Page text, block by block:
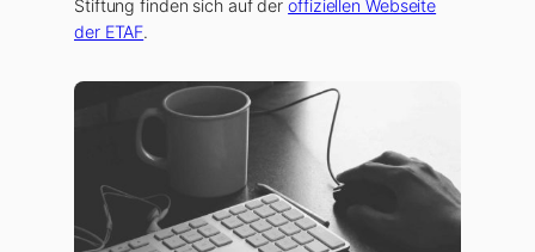
Stiftung finden sich auf deroffiziellen Webseite
der ETAF.